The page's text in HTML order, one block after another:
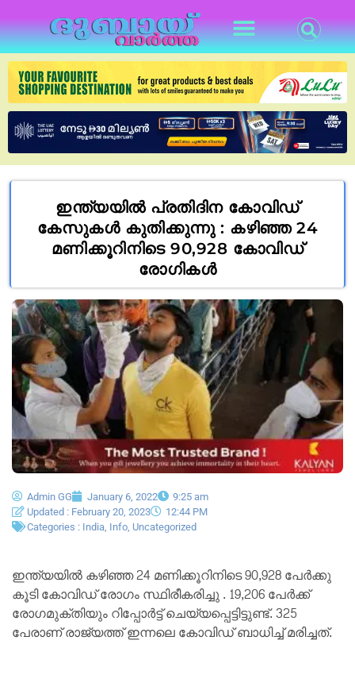
ഇന്ത്യയിൽ പ്രതിദിന കോവിഡ്
കേസുകൾ കുതിക്കുന്നു : കഴിഞ്ഞ 24
മണിക്കൂറിനിടെ 90,928 കോവിഡ്
രോഗികൾ
Admin GG January 6, 2022
9:25 am
Updated : February 20, 2023
12:44 PM
Categories : India Info Uncategorized
ഇന്ത്യയിൽ കഴിഞ്ഞ 24 മണിക്കൂറിനിടെ 90,928 പേര്‍ക്കു
കൂടി കോവിഡ് രോഗം സ്ഥിരീകരിച്ചു . 19,206 പേർക്ക്
രോഗമുക്തിയും റിപ്പോര്‍ട്ട് ചെയ്യപ്പെട്ടിട്ടുണ്ട്. 325
പേരാണ് രാജ്യത്ത് ഇന്നലെ കോവിഡ് ബാധിച്ച് മരിച്ചത്.